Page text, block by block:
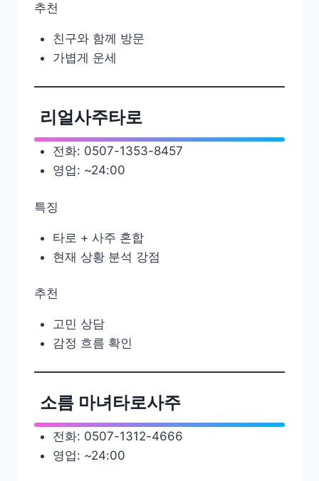
추천
친구와 함께 방문
가볍게 운세
리얼사주타로
전화: 0507-1353-8457
영업: ~24:00
특징
타로 + 사주 혼합
현재 상황 분석 강점
추천
고민 상담
감정 흐름 확인
소름 마녀타로사주
전화: 0507-1312-4666
영업: ~24:00